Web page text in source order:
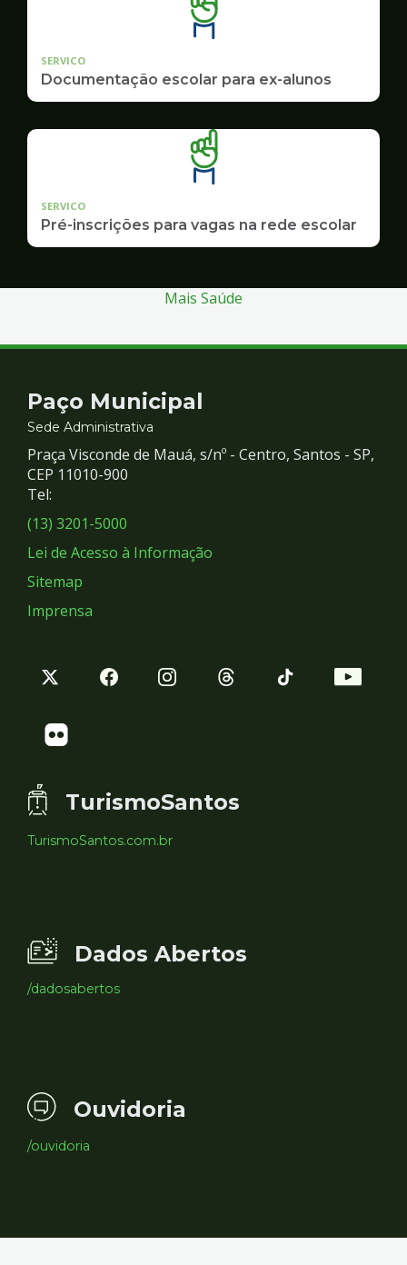
SERVICO
Documentação escolar para ex-alunos
SERVICO
Pré-inscrições para vagas na rede escolar
Mais Saúde
Contato
e
Redes
Sociais
Paço Municipal
Sede Administrativa
Praça Visconde de Mauá, s/nº - Centro, Santos - SP,
CEP 11010-900
Tel:
(13) 3201-5000
Lei de Acesso à Informação
Sitemap
Imprensa
TurismoSantos
TurismoSantos.com.br
Dados Abertos
/dadosabertos
Ouvidoria
/ouvidoria